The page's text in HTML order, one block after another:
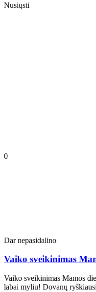
Nusiųsti
0
Dar nepasidalino
Vaiko sveikinimas
Vaiko sveikinimas Mamos
labai myliu! Dovanų